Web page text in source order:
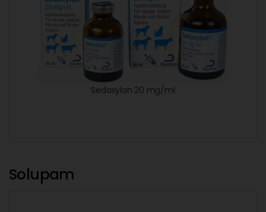
Sedaxylan 20 mg/ml
Solupam